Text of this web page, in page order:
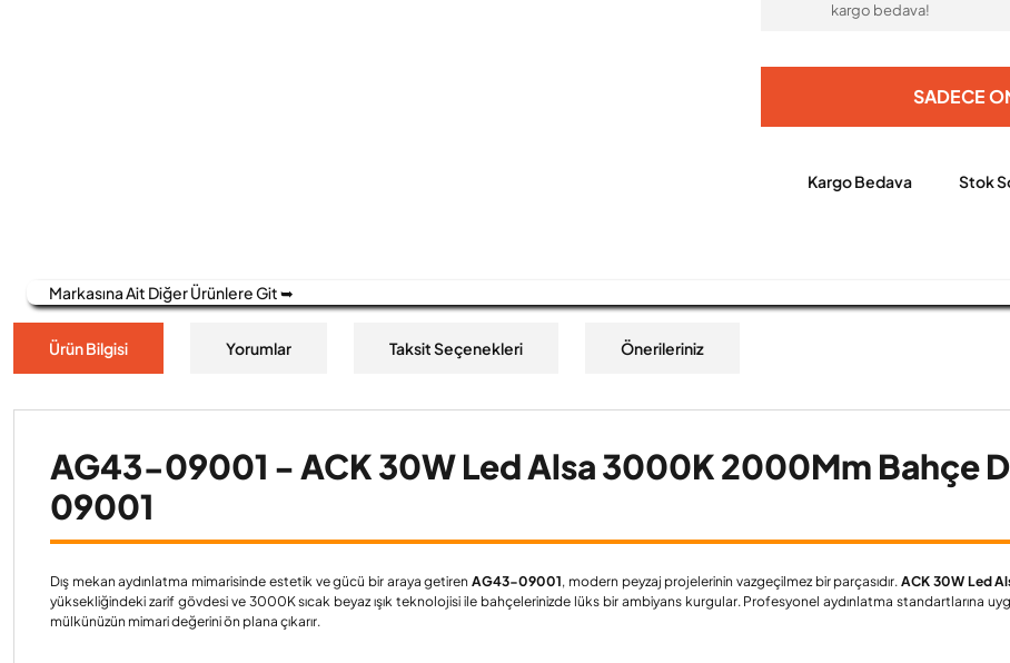
kargo bedava!
SADECE
Kargo Bedava Stok
Markasına Ait Diğer Ürünlere Git ➥
Ürün Bilgisi Yorumlar Taksit Seçenekleri Önerileriniz
AG43-09001 - ACK 30W Led Alsa 3000K 2000Mm Bahçe
09001
Dış mekan aydınlatma mimarisinde estetik ve gücü bir araya getirenAG43-09001, modern peyzaj projelerinin vazgeçilmez bir parçasıdır.ACK 30W Led
yüksekliğindeki zarif gövdesi ve 3000K sıcak beyaz ışık teknolojisi ile bahçelerinizde lüks bir ambiyans kurgular. Profesyonel aydınlatma standartlarına
mülkünüzün mimari değerini ön plana çıkarır.